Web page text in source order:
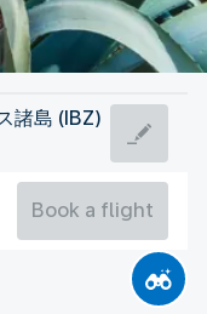
諸島 (IBZ)
Book a flight